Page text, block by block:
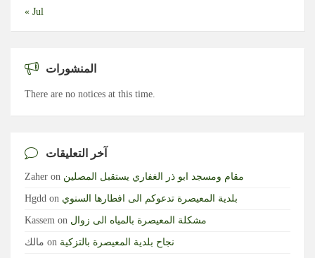
« Jul
المنشورات
There are no notices at this time.
آخر التعليقات
Zaher on مقام ومسجد ابو ذر الغفاري يستقبل المصلين
Hgdd on بلدية المعيصرة تدعوكم الى افطارها السنوي
Kassem on مشكلة المعيصرة بالمياه الى زوال
مالك on نجاح بلدية المعيصرة بالتزكية